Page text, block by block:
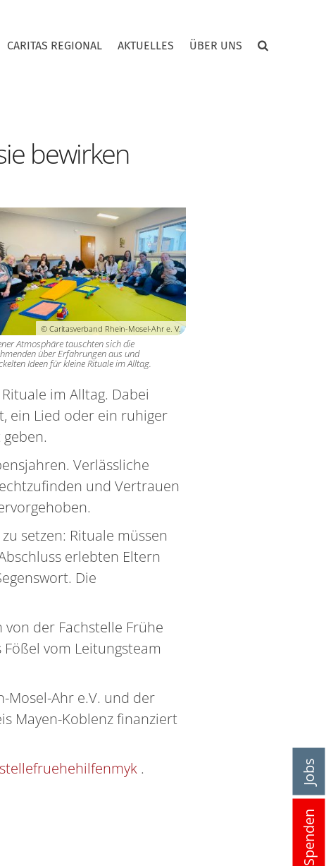
CARITAS REGIONAL AKTUELLES ÜBER UNS
bewirken
© Caritasverband Rhein-Mosel-Ahr e. V.
Atmosphäre tauschten sich die
über Erfahrungen aus und
Ideen für kleine Rituale im Alltag.
im Alltag. Dabei
ein Lied oder ein ruhiger
Verlässliche
und Vertrauen
setzen: Rituale müssen
erlebten Eltern
Die
der Fachstelle Frühe
vom Leitungsteam
Mosel-Ahr e.V. und der
Mayen-Koblenz finanziert
.
Spenden
Jobs